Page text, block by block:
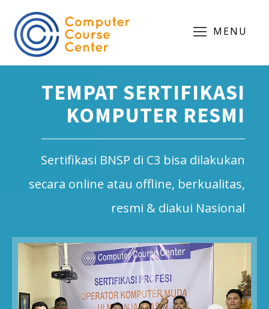
MENU
TEMPAT SERTIFIKASI
KOMPUTER RESMI
Sertifikasi BNSP di C3 bisa dilakukan
secara online atau offline, berkualitas,
resmi & diakui Nasional